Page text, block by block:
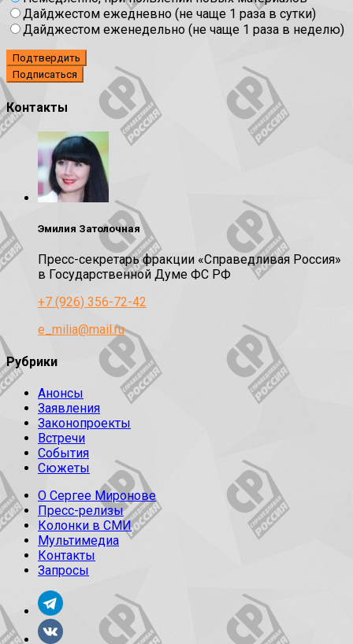
Дайджестом ежедневно (не чаще 1 раза в сутки)
Дайджестом еженедельно (не чаще 1 раза в неделю)
Подтвердить
Контакты
Эмилия Затолочная
Пресс-секретарь фракции «Справедливая Россия»
в Государственной Думе ФС РФ
+7 (926) 356-72-42
e_milia@mail.ru
Рубрики
Анонсы
Заявления
Законопроекты
Встречи
События
Сюжеты
О Сергее Миронове
Пресс-релизы
Колонки в СМИ
Мультимедиа
Контакты
Запросы